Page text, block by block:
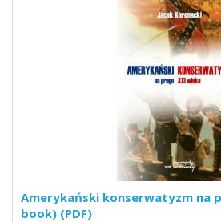
Amerykański konserwatyzm na
book) (PDF)